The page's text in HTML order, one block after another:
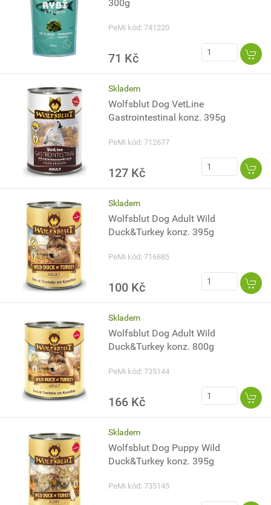
300g
PeMi kód: 741220
71 Kč
Skladem
Wolfsblut Dog VetLine
Gastrointestinal konz. 395g
PeMi kód: 712677
127 Kč
Skladem
Wolfsblut Dog Adult Wild
Duck&Turkey konz. 395g
PeMi kód: 716885
100 Kč
Skladem
Wolfsblut Dog Adult Wild
Duck&Turkey konz. 800g
PeMi kód: 735144
166 Kč
Skladem
Wolfsblut Dog Puppy Wild
Duck&Turkey konz. 395g
PeMi kód: 735145